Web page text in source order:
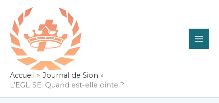
contenu
Accueil
Journal de Sion
L’EGLISE. Quand est-elle ointe ?